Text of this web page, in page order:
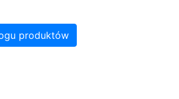
produktów